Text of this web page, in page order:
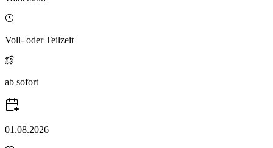
Voll- oder Teilzeit
ab sofort
01.08.2026